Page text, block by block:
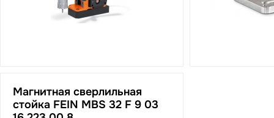
Магнитная сверлильная
стойка FEIN MBS 32 F 9 03